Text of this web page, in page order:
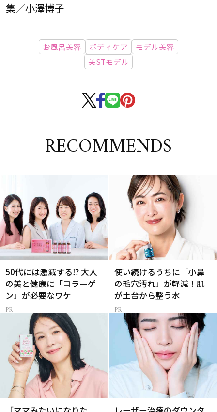
集／小澤博子
お風呂美容 ボディケア
モデル美容
美STモデル
RECOMMENDS
50代には激減する⁉ 大人
の美と健康に「コラーゲ
ン」が必要なワケ
使い続けるうちに「小鼻
の毛穴汚れ」が軽減！肌
が土台から整う水